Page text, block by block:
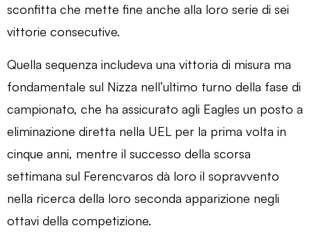
sconfitta che mette fine anche alla loro serie di sei
vittorie consecutive.
Quella sequenza includeva una vittoria di misura ma
fondamentale sul Nizza nell’ultimo turno della fase di
campionato, che ha assicurato agli Eagles un posto a
eliminazione diretta nella UEL per la prima volta in
cinque anni, mentre il successo della scorsa
settimana sul Ferencvaros dà loro il sopravvento
nella ricerca della loro seconda apparizione negli
ottavi della competizione.